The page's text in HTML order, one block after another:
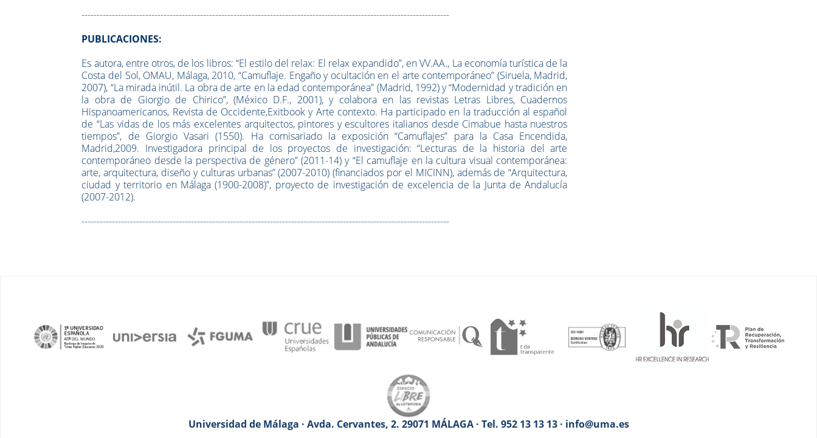
-------------------------------------------------------------------------------------------------------------------------
PUBLICACIONES:
Es autora, entre otros, de los libros: “El estilo del relax: El relax expandido”, en VV.AA., La economía turística de la
Costa del Sol, OMAU, Málaga, 2010, “Camuflaje. Engaño y ocultación en el arte contemporáneo” (Siruela, Madrid,
2007), “La mirada inútil. La obra de arte en la edad contemporánea” (Madrid, 1992) y “Modernidad y tradición en
la obra de Giorgio de Chirico”, (México D.F., 2001), y colabora en las revistas Letras Libres, Cuadernos
Hispanoamericanos, Revista de Occidente,Exitbook y Arte contexto. Ha participado en la traducción al español
de “Las vidas de los más excelentes arquitectos, pintores y escultores italianos desde Cimabue hasta nuestros
tiempos”, de Giorgio Vasari (1550). Ha comisariado la exposición “Camuflajes” para la Casa Encendida,
Madrid,2009. Investigadora principal de los proyectos de investigación: “Lecturas de la historia del arte
contemporáneo desde la perspectiva de género” (2011-14) y “El camuflaje en la cultura visual contemporánea:
arte, arquitectura, diseño y culturas urbanas” (2007-2010) (financiados por el MICINN), además de “Arquitectura,
ciudad y territorio en Málaga (1900-2008)”, proyecto de investigación de excelencia de la Junta de Andalucía
(2007-2012).
-------------------------------------------------------------------------------------------------------------------------
Universidad de Málaga · Avda. Cervantes, 2. 29071 MÁLAGA · Tel. 952 13 13 13 · info@uma.es